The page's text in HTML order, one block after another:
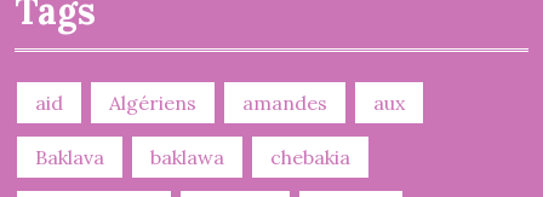
Tags
aid Algériens amandes aux
Baklava baklawa chebakia